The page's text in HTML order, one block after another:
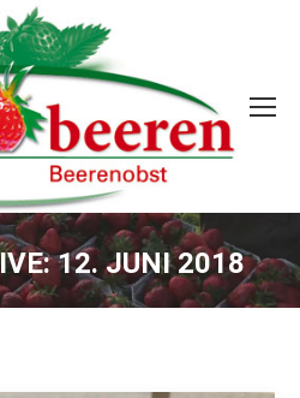
12. JUNI 2018
Sie befinden sich hier: